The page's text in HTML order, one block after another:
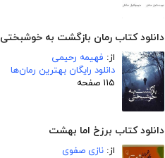
دانلود کتاب رمان بازگشت به خوشبختی
از: فهیمه رحیمی
دانلود رایگان بهترین رمان‌ها
۱۱۵ صفحه
دانلود کتاب برزخ اما بهشت
از: نازی صفوی